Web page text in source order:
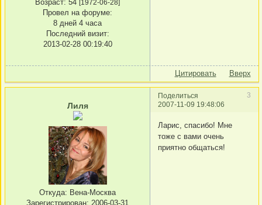
Возраст: 54 [1972-06-28]
Провел на форуме:
8 дней 4 часа
Последний визит:
2013-02-28 00:19:40
Цитировать Вверх
Поделиться
3
2007-11-09 19:48:06
Лиля
Откуда: Вена-Москва
Зарегистрирован: 2006-03-31
Ларис, спасибо! Мне
тоже с вами очень
приятно общаться!